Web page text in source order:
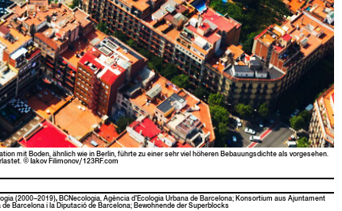
mit Boden, ähn­lich wie in Berlin, führte zu ein­er sehr viel höheren Bebau­ungs­dichte als vorge­se­hen.
© Iakov Filimonov/123RF.com
(2000–2019), BCNe­colo­gia, Agència d’Ecologia Urbana de Barcelona; Kon­sor­tium aus Ajun­ta­ment
de Barcelona i la Diputa­ció de Barcelona; Bewohnende der Superblocks